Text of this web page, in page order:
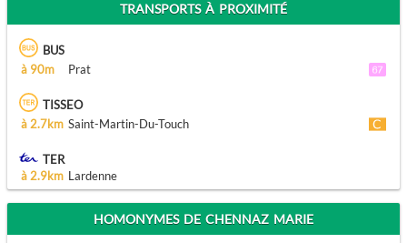
TRANSPORTS À PROXIMITÉ
BUS
à 90m
Prat
TISSEO
à 2.7km Saint-Martin-Du-Touch
TER
à 2.9km Lardenne
HOMONYMES DE CHENNAZ MARIE